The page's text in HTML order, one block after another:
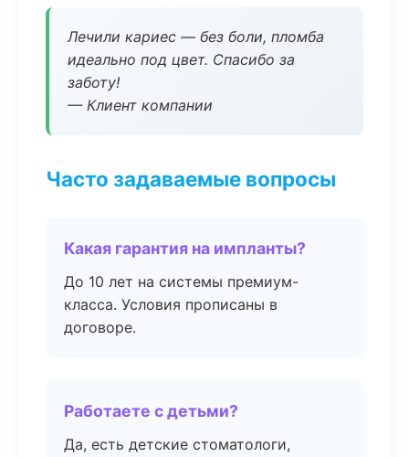
Лечили кариес — без боли, пломба
идеально под цвет. Спасибо за
заботу!
— Клиент компании
Часто задаваемые вопросы
Какая гарантия на импланты?
До 10 лет на системы премиум-
класса. Условия прописаны в
договоре.
Работаете с детьми?
Да, есть детские стоматологи,